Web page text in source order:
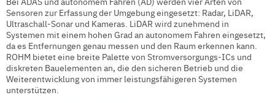
Sensoren zur Erfassung der Umgebung eingesetzt: Radar, LiDAR,
Ultraschall-Sonar und Kameras. LiDAR wird zunehmend in
Systemen mit einem hohen Grad an autonomem Fahren eingesetzt,
da es Entfernungen genau messen und den Raum erkennen kann.
ROHM bietet eine breite Palette von Stromversorgungs-ICs und
diskreten Bauelementen an, die den sicheren Betrieb und die
Weiterentwicklung von immer leistungsfähigeren Systemen
unterstützen.